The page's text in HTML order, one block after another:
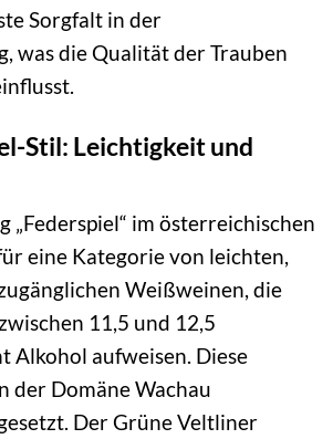
Sorgfalt in der
was die Qualität der Trauben
Stil: Leichtigkeit und
„Federspiel“ im österreichischen
eine Kategorie von leichten,
Weißweinen, die
11,5 und 12,5
Alkohol aufweisen. Diese
der Domäne Wachau
Der Grüne Veltliner